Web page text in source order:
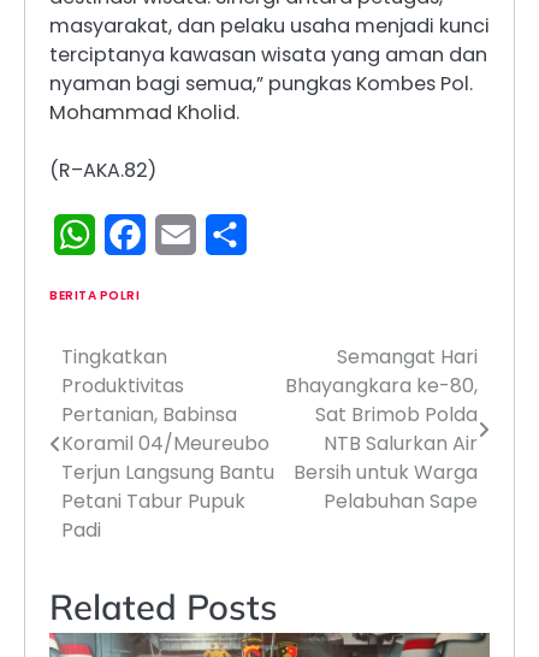
masyarakat, dan pelaku usaha menjadi kunci
terciptanya kawasan wisata yang aman dan
nyaman bagi semua,” pungkas Kombes Pol.
Mohammad Kholid.
(R–AKA.82)
WhatsAppFacebook
Email
BERITA POLRI
Navigasi
pos
Tingkatkan
Produktivitas
Pertanian, Babinsa
Koramil 04/Meureubo
Terjun Langsung Bantu
Petani Tabur Pupuk
Padi
Semangat Hari
Bhayangkara ke-80,
Sat Brimob Polda
NTB Salurkan Air
Bersih untuk Warga
Pelabuhan Sape
Related Posts